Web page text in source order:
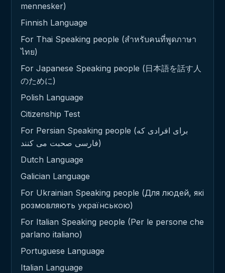
mennesker)
Finnish Language
For Thai Speaking people (สำหรับคนที่พูดภาษา
ไทย)
For Japanese Speaking people (日本語を話す人
のために)
Polish Language
Citizenship Test
For Persian Speaking people (برای افرادی که
فارسی صحبت می کنند)
Dutch Language
Galician Language
For Ukrainian Speaking people (Для людей, які
розмовляють українською)
For Italian Speaking people (Per le persone che
parlano italiano)
Portuguese Language
Italian Language